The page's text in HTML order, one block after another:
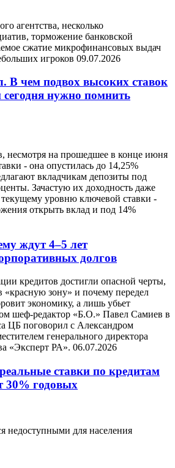
агентства, несколько
торможение банковской
сжатие микрофинансовых выдач
игроков 09.07.2026
В чем подвох высоких ставок
нужно помнить
несмотря на прошедшее в конце июня
- она опустилась до 14,25%
вкладчикам депозиты под
Зачастую их доходность даже
уровню ключевой ставки -
открыть вклад и под 14%
ждут 4–5 лет
долгов
кредитов достигли опасной черты,
«красную зону» и почему передел
экономику, а лишь убьет
шеф-редактор «Б.О.» Павел Самиев в
ЦБ поговорил с Александром
генерального директора
«Эксперт РА». 06.07.2026
ставки по кредитам
30% годовых
недоступными для населения